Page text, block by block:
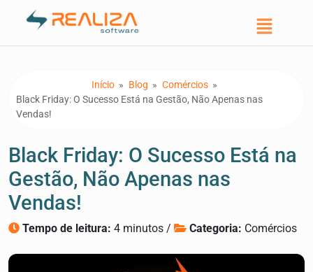
Início » Blog » Comércios »
Black Friday: O Sucesso Está na Gestão, Não Apenas nas
Vendas!
Black Friday: O Sucesso Está na
Gestão, Não Apenas nas
Vendas!
Tempo de leitura: 4 minutos / Categoria: Comércios